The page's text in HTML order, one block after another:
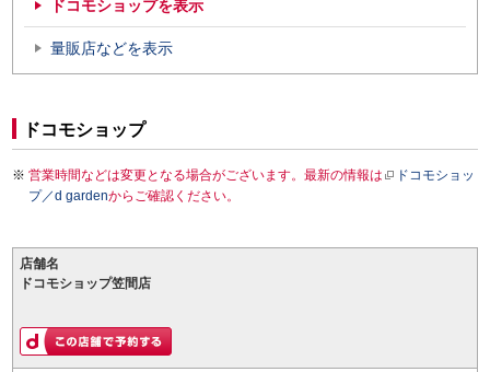
ドコモショップを表示
量販店などを表示
ドコモショップ
営業時間などは変更となる場合がございます。最新の情報は
ドコモショッ
プ／d gardenからご確認ください。
店舗名
ドコモショップ笠間店